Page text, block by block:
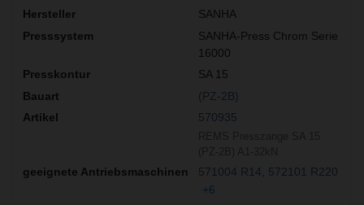
SANHA
SANHA-Press Chrom Serie
16000
SA 15
(PZ-2B)
570935
571004 R14
572101 R220
+6